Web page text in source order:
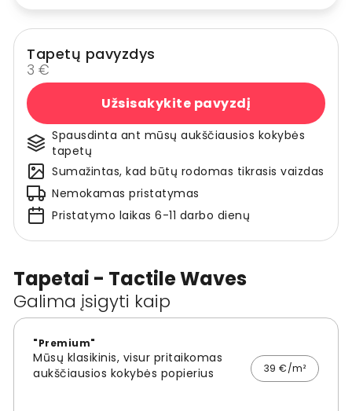
Tapetai - Tactile Waves
Galima įsigyti kaip
"Premium"
Mūsų klasikinis, visur pritaikomas
aukščiausios kokybės popierius
39 €/m²
Tapetų pavyzdys
3 €
Užsisakykite pavyzdį
Spausdinta ant mūsų aukščiausios kokybės
tapetų
Sumažintas, kad būtų rodomas tikrasis vaizdas
Nemokamas pristatymas
Pristatymo laikas 6-11 darbo dienų